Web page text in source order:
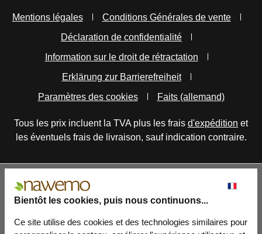
Bientôt les cookies, puis nous continuons...
Ce site utilise des cookies et des technologies similaires pour
Mentions légales
Conditions Générales de vente
Déclaration de confidentialité
Information sur le droit de rétractation
Erklärung zur Barrierefreiheit
Paramètres des cookies
Faits (allemand)
Tous les prix incluent la TVA plus les frais d'expédition et
les éventuels frais de livraison, sauf indication contraire.